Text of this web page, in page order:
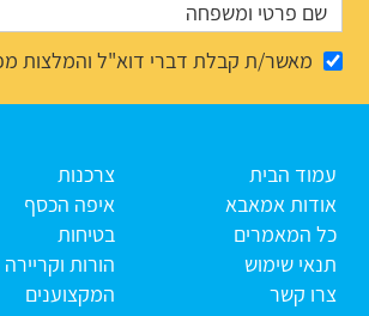
מאשר/ת קבלת דברי דוא"ל והמלצות
עמוד הבית
אודות אמאבא
כל המאמרים
תנאי שימוש
צרו קשר
צרכנות
איפה הכסף
בטיחות
הורות וקריירה
המקצוענים